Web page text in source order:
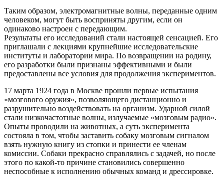
Таким образом, электромагнитные волны, переданные одним
человеком, могут быть восприняты другим, если он
одинаково настроен с передающим.
Результаты его исследований стали настоящей сенсацией. Его
приглашали с лекциями крупнейшие исследовательские
институты и лаборатории мира. По возвращении на родину,
его разработки были признаны эффективными и были
предоставлены все условия для продолжения экспериментов.
17 марта 1924 года в Москве прошли первые испытания
«мозгового оружия», позволяющего дистанционно и
разрушительно воздействовать на организм. Ударной силой
стали низкочастотные волны, излучаемые «мозговым радио».
Опыты проводили на животных, а суть эксперимента
состояла в том, чтобы заставить собаку мозговым сигналом
взять нужную книгу из стопки и принести ее членам
комиссии. Собаки прекрасно справлялись с задачей, но после
этого по какой-то причине становились совершенно
неспособные к исполнению обычных команд и дрессировке.